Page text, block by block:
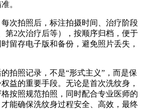
。
次拍照后，标注拍摄时间、治疗阶段
第2次治疗后等），按顺序归档，便于
留存电子版和备份，避免照片丢失，
拍照记录，不是“形式主义”，而是保
益的重要手段。无论是首次洗纹身，
按照规范拍照，同时配合专业医师的
能确保洗纹身过程安全、高效，最终